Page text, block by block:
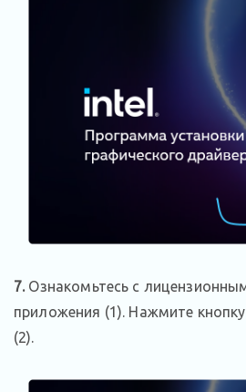
7.Ознакомьтесь с
приложения (1). Нажмите
(2).